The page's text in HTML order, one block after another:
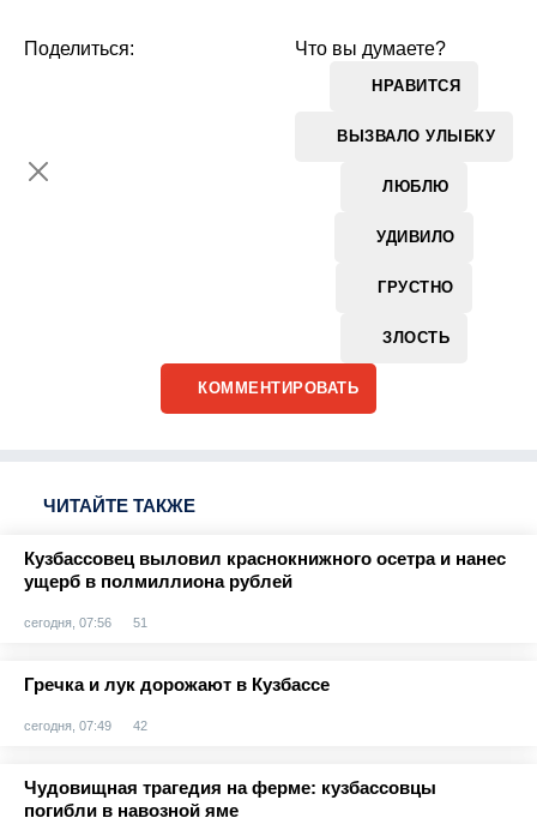
Что вы думаете?
НРАВИТСЯ
ВЫЗВАЛО УЛЫБКУ
ЛЮБЛЮ
УДИВИЛО
ГРУСТНО
ЗЛОСТЬ
Поделиться:
КОММЕНТИРОВАТЬ
ЧИТАЙТЕ ТАКЖЕ
Кузбассовец выловил краснокнижного осетра и нанес
ущерб в полмиллиона рублей
сегодня, 07:56 51
Гречка и лук дорожают в Кузбассе
сегодня, 07:49 42
Чудовищная трагедия на ферме: кузбассовцы
погибли в навозной яме